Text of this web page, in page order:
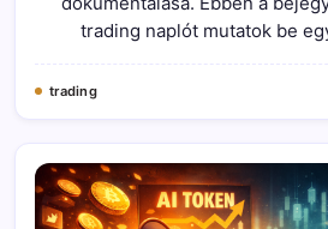
trading naplót mutatok be
trading